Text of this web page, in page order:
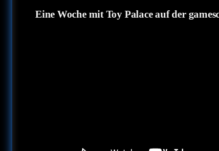
Eine Woche mit Toy Palace auf der